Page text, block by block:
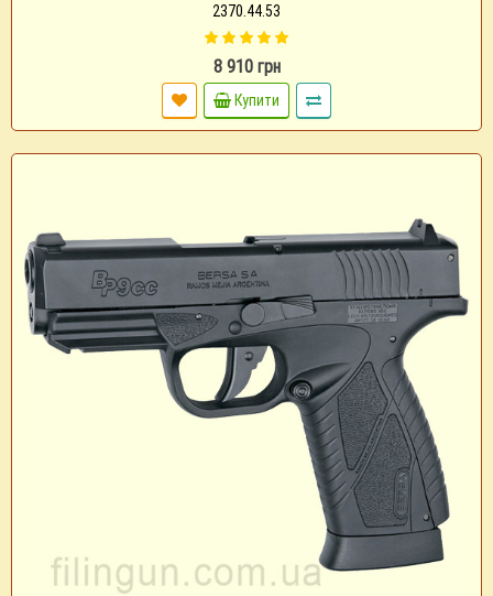
2370.44.53
8 910 грн
Купити